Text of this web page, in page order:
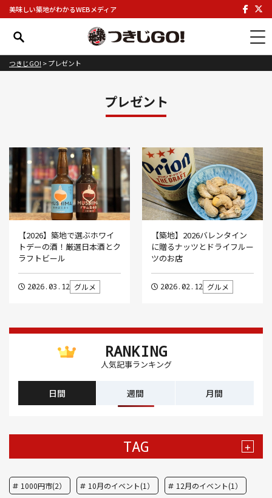
美味しい築地がわかるWEBメディア
つきじGO! >プレゼント
プレゼント
【2026】築地で選ぶホワイ
トデーの酒！厳選日本酒とク
ラフトビール
2026.03.12 グルメ
【築地】2026バレンタイン
に贈るナッツとドライフルー
ツのお店
2026.02.12 グルメ
RANKING
人気記事ランキング
日間 週間 月間
TAG +
1000円市(2） 10月のイベント(1） 12月のイベント(1）